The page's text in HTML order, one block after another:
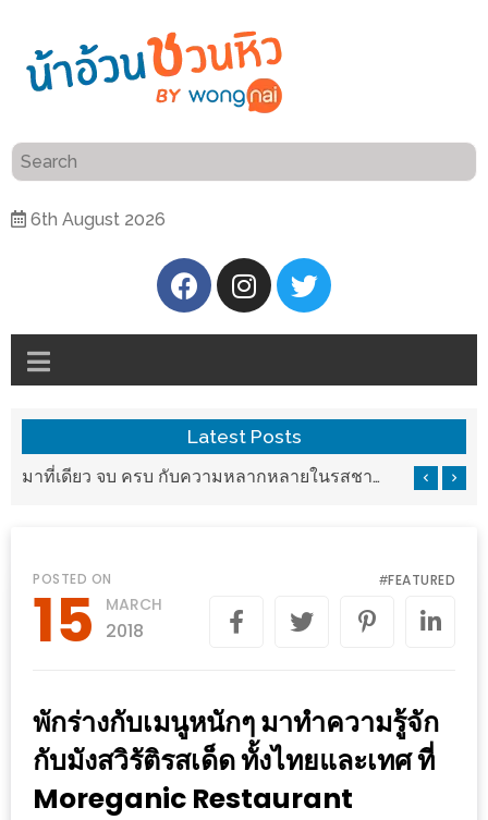
6th August 2026
แนะนำ
อ้วน
ความ
เป็น
ศิริ
ปัน
นาฯ
เชียงใหม่
เล่น
กัน
ฐานะ
อะไร
…
Latest Posts
แวะมาชิลยามเย็น กับจุดเช็คอินชมวิวดอยสุเทพสุดฟิน เครื่องดื่มและอาหารครบครันที่ Pool House
POSTED ON
15 MARCH
2018
#FEATURED
พักร่างกับเมนูหนักๆ มาทำความรู้จัก
กับมังสวิรัติรสเด็ด ทั้งไทยและเทศ ที่
Moreganic Restaurant